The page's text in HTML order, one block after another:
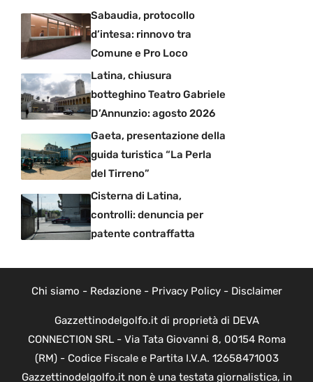
Sabaudia, protocollo
d’intesa: rinnovo tra
Comune e Pro Loco
Latina, chiusura
botteghino Teatro Gabriele
D’Annunzio: agosto 2026
Gaeta, presentazione della
guida turistica “La Perla
del Tirreno”
Cisterna di Latina,
controlli: denuncia per
patente contraffatta
Chi siamo - Redazione- Privacy Policy- Disclaimer
Gazzettinodelgolfo.it di proprietà di DEVA
CONNECTION SRL - Via Tata Giovanni 8, 00154 Roma
(RM) - Codice Fiscale e Partita I.V.A. 12658471003
Gazzettinodelgolfo.it non è una testata giornalistica, in